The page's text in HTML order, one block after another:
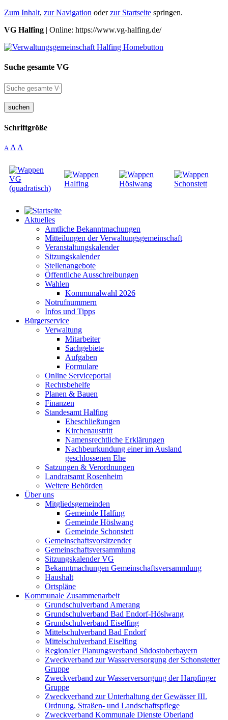
Zum Inhalt, zur Navigation oderzur Startseite springen.
VG Halfing | Online: https://www.vg-halfing.de/
Suche gesamte VG
suchen
Schriftgröße
A A A
Aktuelles
Amtliche Bekanntmachungen
Mitteilungen der Verwaltungsgemeinschaft
Veranstaltungskalender
Sitzungskalender
Stellenangebote
Öffentliche Ausschreibungen
Wahlen
Kommunalwahl 2026
Notrufnummern
Infos und Tipps
Bürgerservice
Verwaltung
Mitarbeiter
Sachgebiete
Aufgaben
Formulare
Online Serviceportal
Rechtsbehelfe
Planen & Bauen
Finanzen
Standesamt Halfing
Eheschließungen
Kirchenaustritt
Namensrechtliche Erklärungen
Nachbeurkundung einer im Ausland
geschlossenen Ehe
Satzungen & Verordnungen
Landratsamt Rosenheim
Weitere Behörden
Über uns
Mitgliedsgemeinden
Gemeinde Halfing
Gemeinde Höslwang
Gemeinde Schonstett
Gemeinschaftsvorsitzender
Gemeinschaftsversammlung
Sitzungskalender VG
Bekanntmachungen Gemeinschaftsversammlung
Haushalt
Ortspläne
Kommunale Zusammenarbeit
Grundschulverband Amerang
Grundschulverband Bad Endorf-Höslwang
Grundschulverband Eiselfing
Mittelschulverband Bad Endorf
Mittelschulverband Eiselfing
Regionaler Planungsverband Südostoberbayern
Zweckverband zur Wasserversorgung der Schonstetter
Gruppe
Zweckverband zur Wasserversorgung der Harpfinger
Gruppe
Zweckverband zur Unterhaltung der Gewässer III.
Ordnung, Straßen- und Landschaftspflege
Zweckverband Kommunale Dienste Oberland